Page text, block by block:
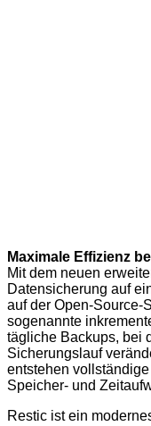
Maximale Effizienz
Mit dem neuen
Datensicherung auf
auf der Open-Source-
sogenannte
tägliche Backups, bei
Sicherungslauf
entstehen
Speicher- und
Restic ist ein